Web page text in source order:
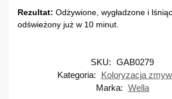
Rezultat: Odżywione, wygładzone i
odświeżony już w 10 minut.
SKU: GAB0279
Kategoria:
Koloryzacja
Marka: Wella